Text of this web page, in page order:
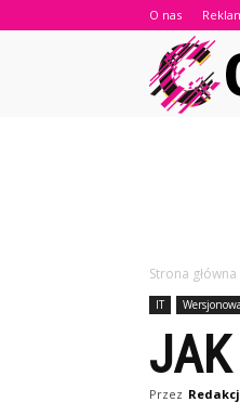
O nas
Strona główna
IT
Przez